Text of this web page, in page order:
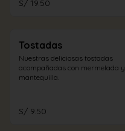
S/ 19.50
Tostadas
Nuestras deliciosas tostadas
acompañadas con mermelada y
mantequilla.
S/ 9.50